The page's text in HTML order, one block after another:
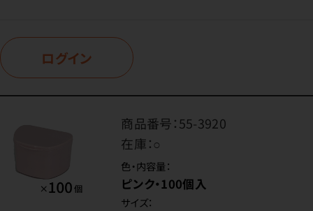
ログイン
商品番号：55-3920
在庫：○
色・内容量：
ピンク・100個入
サイズ：